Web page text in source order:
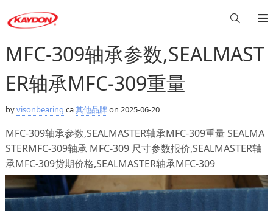
MFC-309轴承参数,SEALMAST
ER轴承MFC-309重量
byvisonbearing ca其他品牌 on 2025-06-20
MFC-309轴承参数,SEALMASTER轴承MFC-309重量 SEALMA
STERMFC-309轴承 MFC-309 尺寸参数报价,SEALMASTER轴
承MFC-309货期价格,SEALMASTER轴承MFC-309